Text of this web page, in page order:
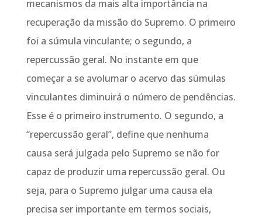
mecanismos da mais alta importância na
recuperação da missão do Supremo. O primeiro
foi a súmula vinculante; o segundo, a
repercussão geral. No instante em que
começar a se avolumar o acervo das súmulas
vinculantes diminuirá o número de pendências.
Esse é o primeiro instrumento. O segundo, a
“repercussão geral”, define que nenhuma
causa será julgada pelo Supremo se não for
capaz de produzir uma repercussão geral. Ou
seja, para o Supremo julgar uma causa ela
precisa ser importante em termos sociais,